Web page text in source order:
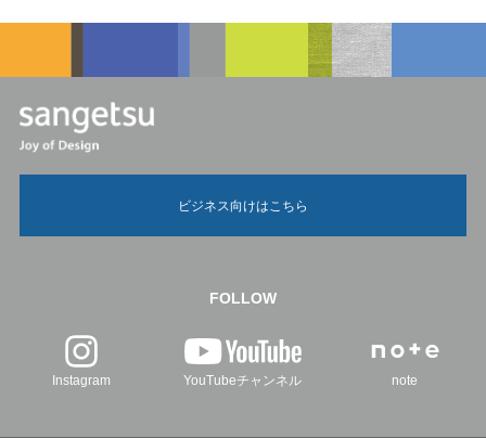
ビジネス向けはこちら
FOLLOW
Instagram YouTubeチャンネル note